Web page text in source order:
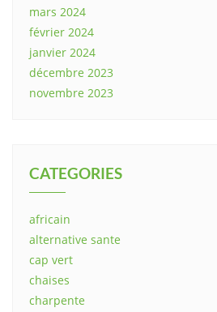
mars 2024
février 2024
janvier 2024
décembre 2023
novembre 2023
CATEGORIES
africain
alternative sante
cap vert
chaises
charpente